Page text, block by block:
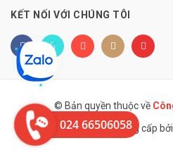
KẾT NỐI VỚI CHÚNG TÔI
© Bản quyền thuộc về
Cung cấp bởi
024 66506058